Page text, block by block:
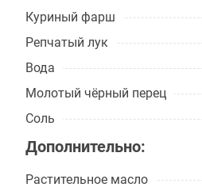
Куриный фарш
Репчатый лук
Вода
Молотый чёрный перец
Соль
Дополнительно:
Растительное масло